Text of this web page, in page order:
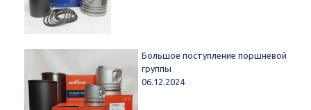
Большое поступление поршневой
группы
06.12.2024